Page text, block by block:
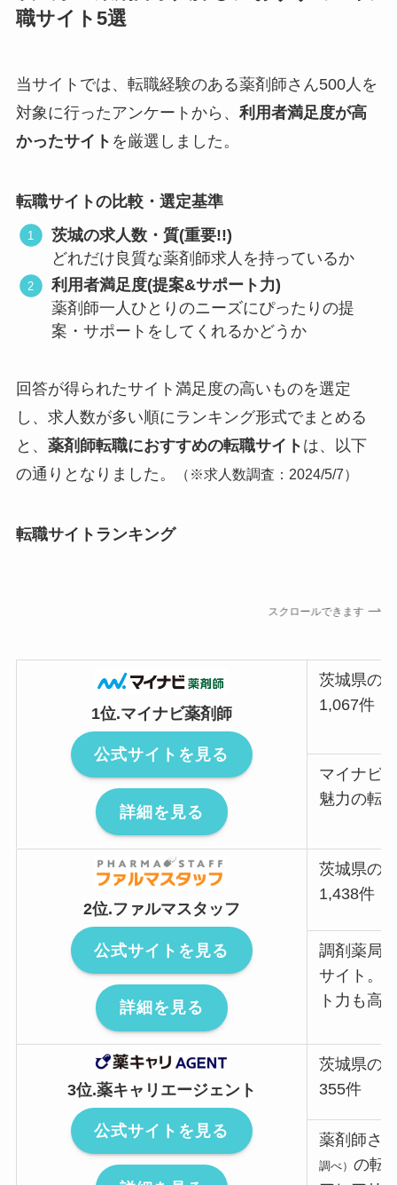
職サイト5選
当サイトでは、転職経験のある薬剤師さん500人を
対象に行ったアンケートから、 利用者満足度が高
かったサイト を厳選しました。
転職サイトの比較・選定基準
茨城の求人数・質(重要!!)
どれだけ良質な薬剤師求人を持っているか
利用者満足度(提案&サポート力)
薬剤師一人ひとりのニーズにぴったりの提
案・サポートをしてくれるかどうか
回答が得られたサイト満足度の高いものを選定
し、求人数が多い順にランキング形式でまとめる
と、 薬剤師転職におすすめの転職サイト は、以下
の通りとなりました。
（ ※求人数調査：2024/5/7）
転職サイトランキング
スクロールできます
1位.マイナビ薬剤師
公式サイトを見る
詳細を見る
茨城県の
1,067件
マイナビ
魅力の転
2位.ファルマスタッフ
公式サイトを見る
詳細を見る
茨城県の
1,438件
調剤薬局
サイト。
ト力も高
3位.薬キャリエージェント
公式サイトを見る
茨城県の
355件
薬剤師さ
調べ）の転